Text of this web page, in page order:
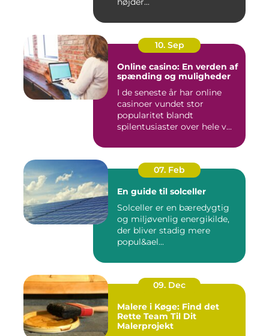
10. Sep
Online casino: En verden af
spænding og muligheder
I de seneste år har online
casinoer vundet stor
popularitet blandt
spilentusiaster over hele v...
07. Feb
En guide til solceller
Solceller er en bæredygtig
og miljøvenlig energikilde,
der bliver stadig mere
popul&ael...
09. Dec
Malere i Køge: Find det
Rette Team Til Dit
Malerprojekt